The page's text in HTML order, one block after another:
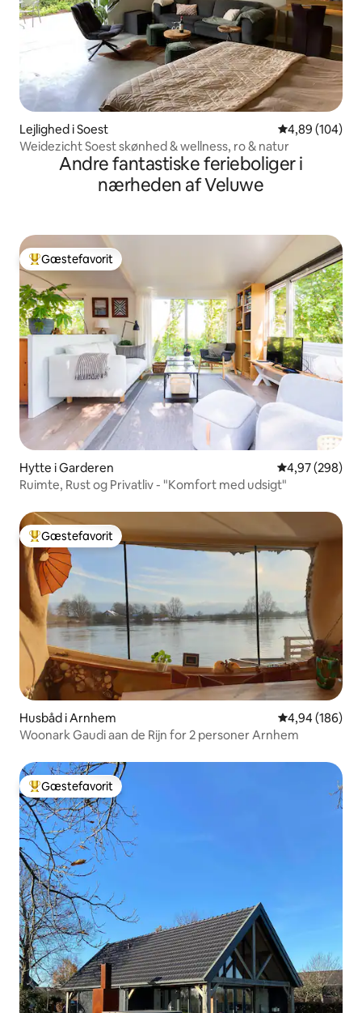
Lejlighed i Soest 4,89 ud af 5 i
4,89 (104)
Weidezicht Soest skønhed & wellness, ro & natur
Andre fantastiske ferieboliger i
nærheden af Veluwe
Bedste gæstefavorit
Gæstefavorit
Hytte i Garderen 4,97 ud af 5 i
4,97 (298)
Ruimte, Rust og Privatliv - "Komfort med udsigt"
Bedste gæstefavorit
Gæstefavorit
Husbåd i Arnhem 4,94 ud af 5 i
4,94 (186)
Woonark Gaudi aan de Rijn for 2 personer Arnhem
Bedste gæstefavorit
Gæstefavorit